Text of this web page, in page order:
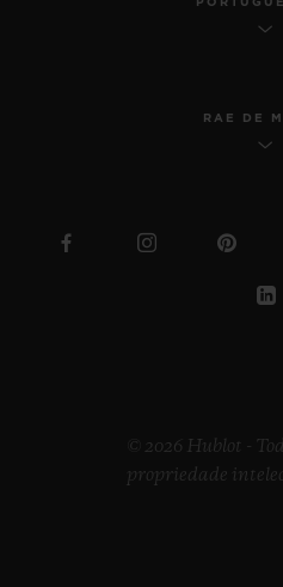
RAE DE
© 2026 Hublot -
propriedade